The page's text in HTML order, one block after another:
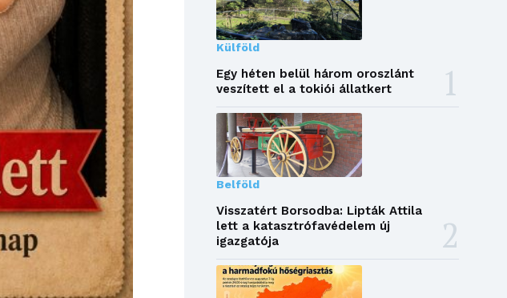
Külföld
Egy héten belül három oroszlánt
veszített el a tokiói állatkert
Belföld
Visszatért Borsodba: Lipták Attila
lett a katasztrófavédelem új
igazgatója